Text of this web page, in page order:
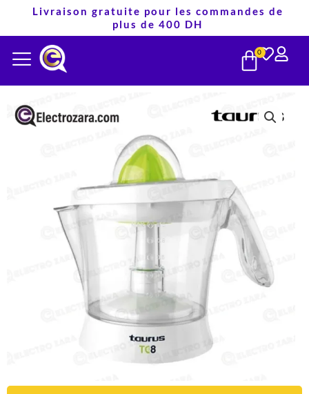
contenu
Livraison gratuite pour les commandes de
plus de 400 DH
0